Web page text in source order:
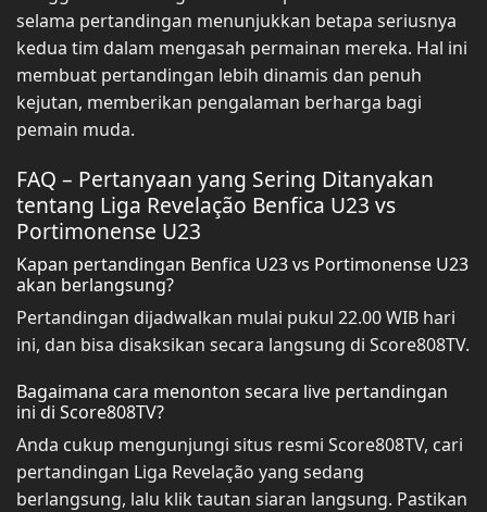
selama pertandingan menunjukkan betapa seriusnya
kedua tim dalam mengasah permainan mereka. Hal ini
membuat pertandingan lebih dinamis dan penuh
kejutan, memberikan pengalaman berharga bagi
pemain muda.
FAQ – Pertanyaan yang Sering Ditanyakan
tentang Liga Revelação Benfica U23 vs
Portimonense U23
Kapan pertandingan Benfica U23 vs Portimonense U23
akan berlangsung?
Pertandingan dijadwalkan mulai pukul 22.00 WIB hari
ini, dan bisa disaksikan secara langsung di Score808TV.
Bagaimana cara menonton secara live pertandingan
ini di Score808TV?
Anda cukup mengunjungi situs resmi Score808TV, cari
pertandingan Liga Revelação yang sedang
berlangsung, lalu klik tautan siaran langsung. Pastikan